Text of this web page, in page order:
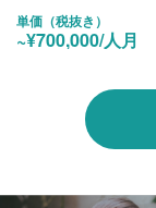
単価（税抜き）
~¥700,000/人月